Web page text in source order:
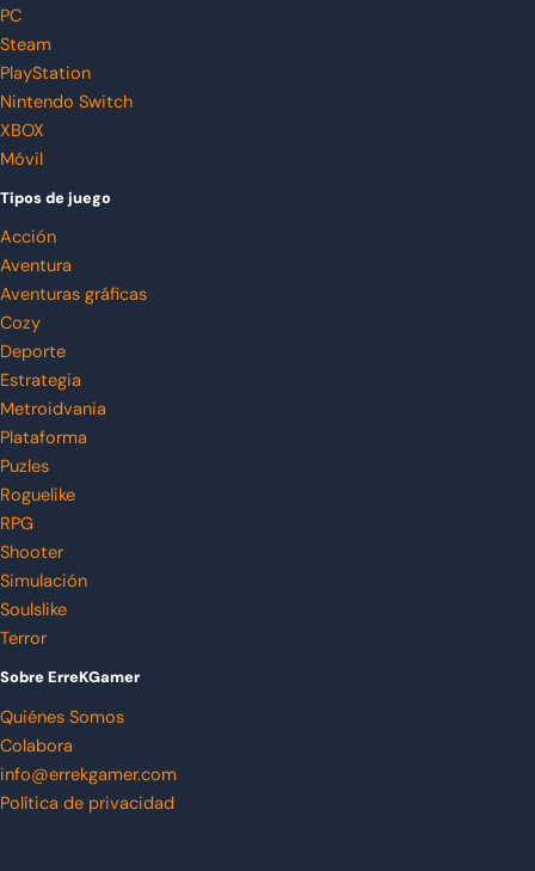
PC
Steam
PlayStation
Nintendo Switch
XBOX
Móvil
Tipos de juego
Acción
Aventura
Aventuras gráficas
Cozy
Deporte
Estrategia
Metroidvania
Plataforma
Puzles
Roguelike
RPG
Shooter
Simulación
Soulslike
Terror
Sobre ErreKGamer
Quiénes Somos
Colabora
info@errekgamer.com
Política de privacidad